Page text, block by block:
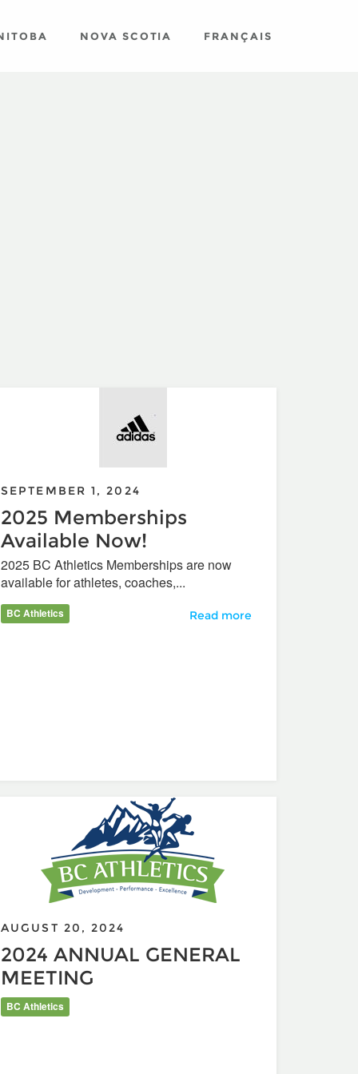
NOVA SCOTIA FRANÇAIS
November 2, 2024
SEPTEMBER 1, 2024
2025 Memberships
Available Now!
2025 BC Athletics Memberships are now
available for athletes, coaches,...
BC Athletics 2025 Memberships Available
Read more
AUGUST 20, 2024
2024 ANNUAL GENERAL
MEETING
BC Athletics